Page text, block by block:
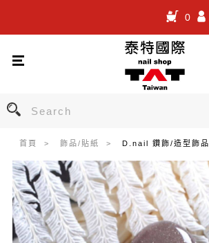
0
首頁 飾品/貼紙 D.nail 鑽飾/造型飾品